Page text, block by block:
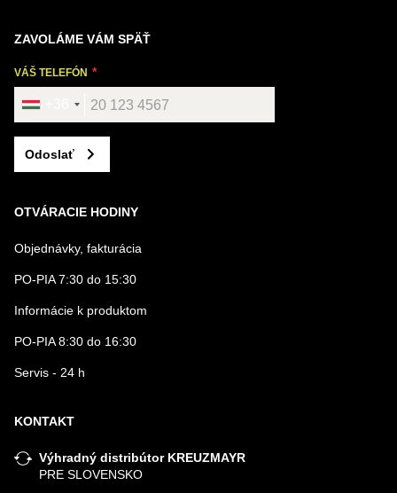
ZAVOLÁME VÁM SPÄŤ
VÁŠ TELEFÓN
Odoslať
OTVÁRACIE HODINY
Objednávky, fakturácia
PO-PIA 7:30 do 15:30
Informácie k produktom
PO-PIA 8:30 do 16:30
Servis - 24 h
KONTAKT
Výhradný distribútor KREUZMAYR
PRE SLOVENSKO